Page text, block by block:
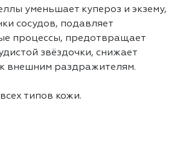
уменьшает купероз и экзему,
сосудов, подавляет
процессы, предотвращает
звёздочки, снижает
внешним раздражителям.
типов кожи.